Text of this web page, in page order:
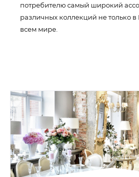
потребителю самый широкий
различных коллекций не только
всем мире.